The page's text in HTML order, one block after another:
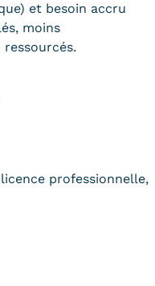
et besoin accru
moins
ressourcés.
professionnelle,